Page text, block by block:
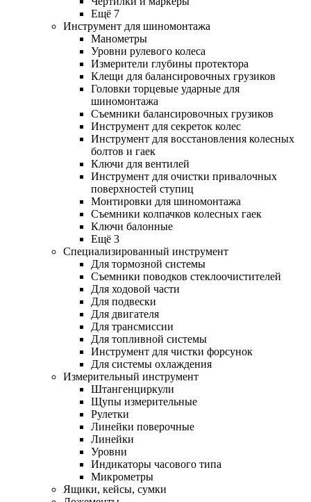
Ещё 7
Инструмент для шиномонтажа
Манометры
Уровни рулевого колеса
Измерители глубины протектора
Клещи для балансировочных грузиков
Головки торцевые ударные для
шиномонтажа
Съемники балансировочных грузиков
Инструмент для секреток колес
Инструмент для восстановления колесных
болтов и гаек
Ключи для вентилей
Инструмент для очистки привалочных
поверхностей ступиц
Монтировки для шиномонтажа
Съемники колпачков колесных гаек
Ключи балонные
Ещё 3
Специализированный инструмент
Для тормозной системы
Съемники поводков стеклоочистителей
Для ходовой части
Для подвески
Для двигателя
Для трансмиссии
Для топливной системы
Инструмент для чистки форсунок
Для системы охлаждения
Измерительный инструмент
Штангенциркули
Щупы измерительные
Рулетки
Линейки поверочные
Линейки
Уровни
Индикаторы часового типа
Микрометры
Ящики, кейсы, сумки